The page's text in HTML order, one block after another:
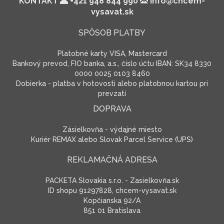
vysavat.sk
SPÔSOB PLATBY
Platobné karty VISA, Mastercard
Bankový prevod, FIO banka, a.s., číslo účtu IBAN: SK34 8330
0000 0025 0103 8460
Dobierka - platba v hotovosti alebo platobnou kartou pri
prevzatí
DOPRAVA
Zásielkovňa - výdajné miesto
Kuriér REMAX alebo Slovak Parcel Service (UPS)
REKLAMAČNÁ ADRESA
PACKETA Slovakia s.r.o. - Zasielkovňa.sk
ID shopu 91297828, chcem-vysavat.sk
Kopčianska 92/A
851 01 Bratislava